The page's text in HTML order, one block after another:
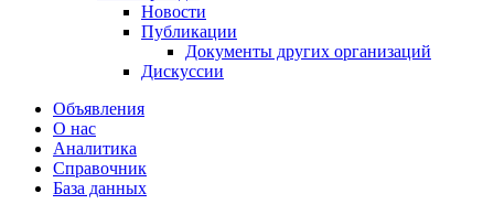
Новости
Публикации
Документы других организаций
Дискуссии
Объявления
О нас
Аналитика
Справочник
База данных